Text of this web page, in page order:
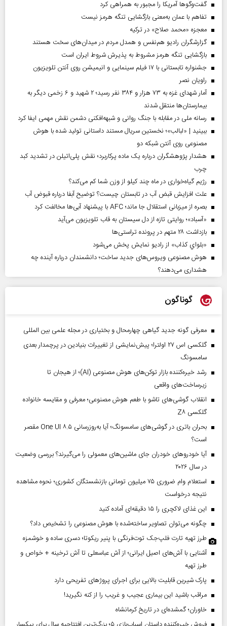
گفت‌وگوها آمریکا را مجبور به همراهی کرد
تفاهم با عمان به‌معنی بازگشایی تنگه هرمز نیست
معجزه «محمد صلاح» در ترکیه
گزارشگران رادیو هم‌نفس و همدل مردم در میدان‌های سخت هستند
بازگشایی تنگه هرمز مشروط به پذیرش شروط ایران است
جشنواره تابستانی با ۱۷ فیلم سینمایی و انیمیشن روی آنتن تلویزیون
راویان نصر
آمار شهدای غزه به ۷۳ هزار و ۳۸۴ نفر رسید؛ ۲ شهید و ۶ زخمی دیگر به
بیمارستان‌ها منتقل شدند
رسانه ملی در مقابله با جنگ روانی و شبهه‌افکنی دشمن نقش مهمی ایفا کرد
ببینید | «لبالب»؛ نخستین سریال مستند داستانی تولید شده با هوش
مصنوعی روی آنتن شبکه دو
هشدار پژوهشگران درباره یک ماده پرکاربرد؛ نقش پلی‌اتیلن در تشدید کبد
چرب
رژیم گیاه‌خواری در ماه چند کیلو از وزن شما کم می‌کند؟
علت افزایش قبض آب در تابستان چیست؟ توضیح آبفا درباره قبوض آب
بصره از میزبانی استقلال جا ماند؛ AFC با پیشنهاد آبی‌ها مخالفت کرد
«آسباد»؛ روایتی تازه از دل سیستان به قاب تلویزیون می‌آید
بازداشت ۲۸ متهم در پرونده تراستی‌ها
«بلواي کذاب» از رادیو نمایش پخش می‌شود
هوش مصنوعی ویروس‌های جدید ساخت؛ دانشمندان درباره آینده چه
هشداری می‌دهند؟
گوناگون
معرفی گونه جدید گیاهی چهارمحال و بختیاری در مجله علمی بین المللی
گلکسی اس ۲۷ اولترا؛ پیش‌نمایشی از تغییرات بنیادین در پرچمدار بعدی
سامسونگ
رشد خیره‌کننده بازار توکن‌های هوش مصنوعی (AI)؛ از هیجان تا
زیرساخت‌های واقعی
انقلاب گوشی‌های تاشو‌ با طعم هوش مصنوعی؛ معرفی و مقایسه خانواده
گلکسی Z۸
بحران باتری در گوشی‌های سامسونگ؛ آیا به‌روزرسانی One UI ۸.۵ مقصر
است؟
آیا خودروهای خودران جای ماشین‌های معمولی را می‌گیرند؟ بررسی وضعیت
در سال ۲۰۲۶
استعلام وام ضروری ۷۵ میلیون تومانی بازنشستگان کشوری؛ نحوه مشاهده
نتیجه درخواست
این غذای لاکچری را ۱۵ دقیقه‌ای آماده کنید
چگونه می‌توان تصاویر ساخته‌شده با هوش مصنوعی را تشخیص داد؟
طرز تهیه تارت فلپ‌جک توت‌فرنگی با پنیر ریکوتا؛ دسری ساده و خوشمزه
آشنایی با آش‌های اصیل ایرانی؛ از آش عباسعلی تا آش ترخینه + خواص و
طرز تهیه
پارک شیرین قابلیت‌ بالایی برای اجرای پروژهای تفریحی دارد
مراقب باشید این بیماری عجیب و غریب را از کنه نگیرید!
خاوران؛ گمشده‌ای در تاریخ کرمانشاه